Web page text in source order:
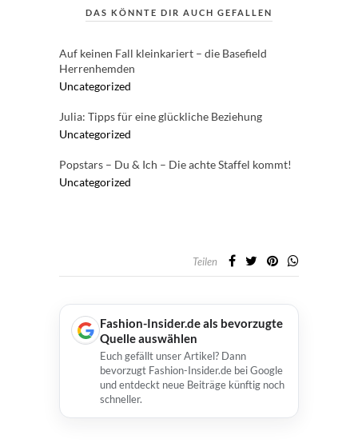
DAS KÖNNTE DIR AUCH GEFALLEN
Auf keinen Fall kleinkariert – die Basefield
Herrenhemden
Uncategorized
Julia: Tipps für eine glückliche Beziehung
Uncategorized
Popstars – Du & Ich – Die achte Staffel kommt!
Uncategorized
Teilen
Fashion-Insider.de als bevorzugte
Quelle auswählen
Euch gefällt unser Artikel? Dann
bevorzugt Fashion-Insider.de bei Google
und entdeckt neue Beiträge künftig noch
schneller.